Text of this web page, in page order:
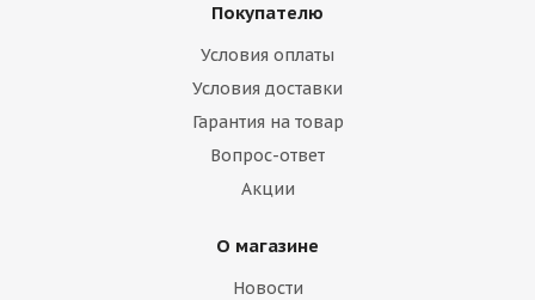
Покупателю
Условия оплаты
Условия доставки
Гарантия на товар
Вопрос-ответ
Акции
О магазине
Новости